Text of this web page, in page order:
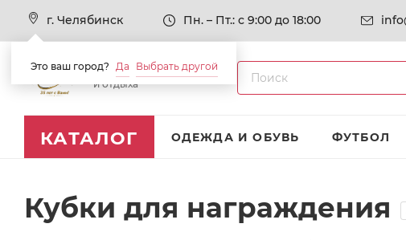
г. Челябинск
Это ваш город? Да Выбрать другой
Пн. – Пт.: с 9:00 до 18:00
Товары для спорта
и отдыха
КАТАЛОГ ОДЕЖДА И ОБУВЬ ФУТБОЛ
Кубки для награждения